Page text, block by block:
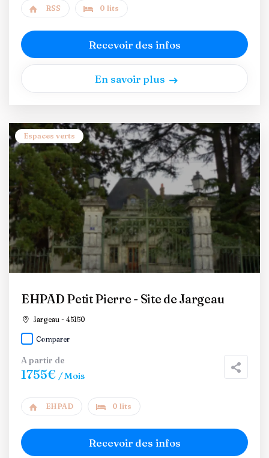
RSS 0 lits
Recevoir des infos
En savoir plus
Espaces verts
EHPAD Petit Pierre - Site de Jargeau
Jargeau - 45150
Comparer
A partir de
1755€ / Mois
EHPAD 0 lits
Recevoir des infos